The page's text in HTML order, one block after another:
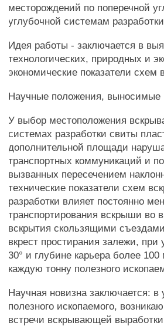
месторождений по поперечной
углубочной системам
Идея работы - заключается в
технологических, природных и
экономические показатели схем
Научные положения, выносимые
У выбор местоположения
системах разработки свиты
дополнительной площади
транспортных коммуникаций и
вызванных пересечением
технические показатели схем
разработки влияет постоянно
транспортирования вскрыши во
вскрытия скользящими
вкрест простирания залежи,
30° и глубине карьера более
каждую тонну полезного
Научная новизна заключается:
полезного ископаемого,
встречи вскрывающей